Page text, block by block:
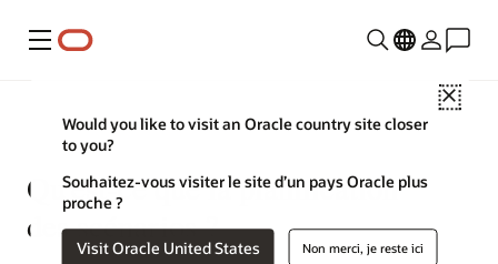
Menu
Close
Would you like to visit an Oracle country site closer
to you?
Souhaitez-vous visiter le site d’un pays Oracle plus
proche ?
Visit Oracle United States Non merci, je reste ici
Qu'est-ce que la planification
des scénarios ?